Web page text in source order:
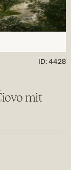
ID: 4428
mit